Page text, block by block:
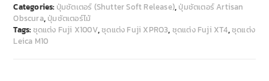
Categories: ปุ่มชัตเตอร์ (Shutter Soft Release), ปุ่มชัตเตอร์ Artisan
Obscura, ปุ่มชัตเตอร์ไม้
Tags: ชุดแต่ง Fuji X100V,ชุดแต่ง Fuji XPRO3, ชุดแต่ง Fuji XT4,ชุดแต่ง
Leica M10